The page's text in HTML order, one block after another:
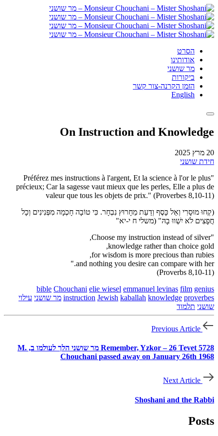
הסרט
אודותינו
מר שושני
ביקורות
הזמן הקרנה-צור קשר
English
On Instruction and Knowledge
20 מרץ 2025
חידת שושני
"Préférez mes instructions à l'argent, Et la science à l'or le plus
précieux; Car la sagesse vaut mieux que les perles, Elle a plus de
valeur que tous les objets de prix." (Proverbes 8,10-11)
(קְחוּ מוּסָרִי וְאַל כָּסֶף וְדַעַת מֵחָרוּץ נִבְחָר. כִּי טוֹבָה חָכְמָה מִפְּנִינִים וְכָל
חֲפָצִים לֹא יִשְׁווּ בָהּ" (משלי ח י-יא"
"Choose my instruction instead of silver,
knowledge rather than choice gold,
for wisdom is more precious than rubies,
and nothing you desire can compare with her."
(Proverbs 8,10-11)
bible Chouchani elie wiesel emmanuel levinas film genius
instruction Jewish kaballah knowledge proverbes מר שושני עילוי
שושני תלמוד
Previous Article
Remember, Yzkor – 26 Tevet 5728 מר שושני הלך לעולמו ב, M.
Chouchani passed away on January 26th 1968
Next Article
Shoshani and the Rabbi
Posts